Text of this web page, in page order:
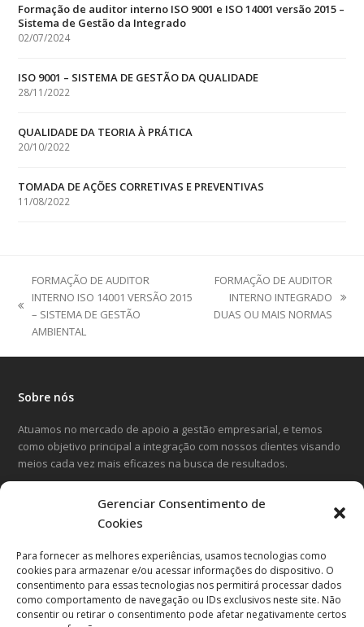
Gerenciar Consentimento de
Cookies
Para fornecer as melhores experiências, usamos tecnologias como
cookies para armazenar e/ou acessar informações do dispositivo. O
consentimento para essas tecnologias nos permitirá processar dados
como comportamento de navegação ou IDs exclusivos neste site. Não
consentir ou retirar o consentimento pode afetar negativamente certos
Formação de auditor interno ISO 9001 e ISO 14001 versão 2015 –
Sistema de Gestão da Integrado
02/07/2024
ISO 9001 – SISTEMA DE GESTÃO DA QUALIDADE
28/11/2022
QUALIDADE DA TEORIA À PRÁTICA
20/10/2022
TOMADA DE AÇÕES CORRETIVAS E PREVENTIVAS
11/08/2022
previous
post:
FORMAÇÃO DE AUDITOR
INTERNO ISO 14001 VERSÃO 2015
– SISTEMA DE GESTÃO
AMBIENTAL
next
post:
FORMAÇÃO DE AUDITOR
INTERNO INTEGRADO
DUAS OU MAIS NORMAS
Sobre nós
Atuamos no mercado de apoio a gestão empresarial, e temos
como objetivo principal a integração com nossos clientes visando
meios cada vez mais eficazes na busca de resultados.
FacebookInstagram
Entre em contato
Avenida Cândido Hartmann, 570
20º andar, Curitiba-PR
CEP 80.730-440